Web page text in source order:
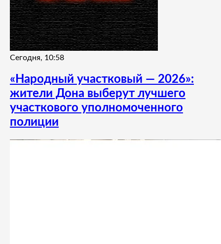
Сегодня, 10:58
«Народный участковый — 2026»:
жители Дона выберут лучшего
участкового уполномоченного
полиции